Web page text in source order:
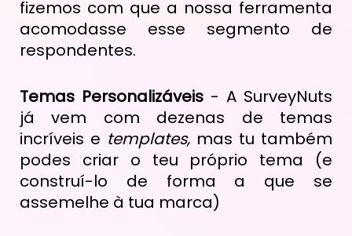
fizemos com que a nossa ferramenta
acomodasse esse segmento de
respondentes.
Temas Personalizáveis - A SurveyNuts
já vem com dezenas de temas
incríveis e templates, mas tu também
podes criar o teu próprio tema (e
construí-lo de forma a que se
assemelhe à tua marca)